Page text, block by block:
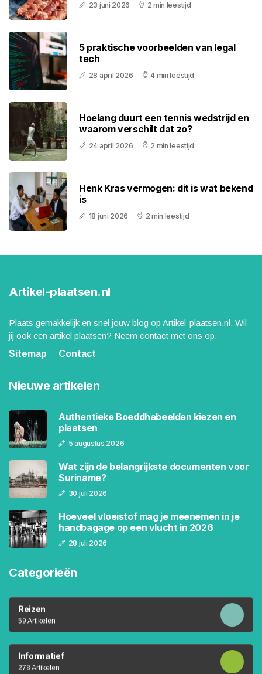
23 juni 2026 2 min leestijd
5 praktische voorbeelden van legal
tech
28 april 2026 4 min leestijd
Hoelang duurt een tennis wedstrijd en
waarom verschilt dat zo?
24 april 2026 2 min leestijd
Henk Kras vermogen: dit is wat bekend
is
18 juni 2026 2 min leestijd
Artikel-plaatsen.nl
Plaats gemakkelijk en snel jouw blog op Artikel-plaatsen.nl. Wil
jij ook een artikel plaatsen? Neem contact met ons op.
Sitemap
Contact
Nieuwe artikelen
Authentieke Boeddhabeelden kiezen en
plaatsen
5 augustus 2026
Wat zijn de belangrijkste documenten voor
Suriname?
30 juli 2026
Hoeveel vloeistof mag je meenemen in je
handbagage op een vlucht in 2026
28 juli 2026
Categorieën
Reizen
59 Artikelen
Informatief
278 Artikelen